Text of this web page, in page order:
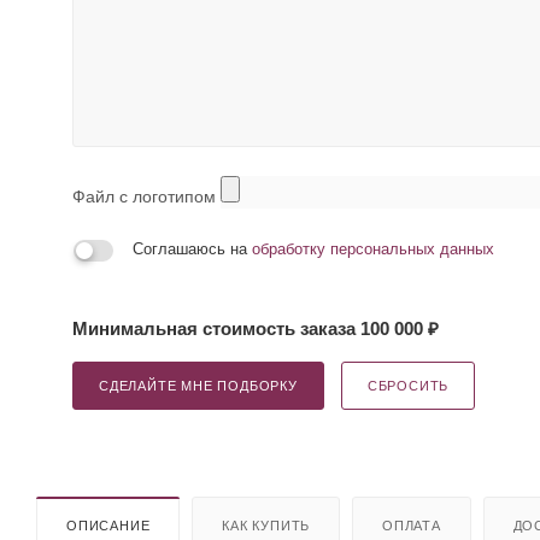
Файл с логотипом
Соглашаюсь на обработку персональных данных
Минимальная стоимость заказа 100 000 ₽
СДЕЛАЙТЕ МНЕ ПОДБОРКУ СБРОСИТЬ
ОПИСАНИЕ КАК КУПИТЬ ОПЛАТА